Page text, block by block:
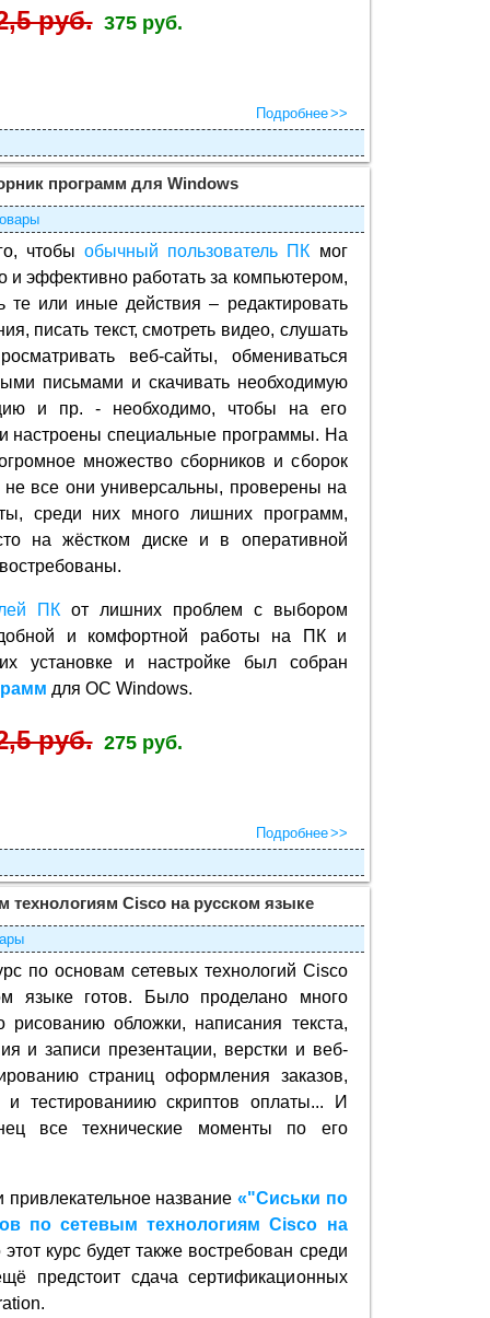
руб. 375 руб.
Подробнее
программ для Windows
чтобы обычный пользователь ПК мог
и эффективно работать за компьютером,
те или иные действия – редактировать
писать текст, смотреть видео, слушать
веб-сайты, обмениваться
письмами и скачивать необходимую
и пр. - необходимо, чтобы на его
настроены специальные программы. На
множество сборников и сборок
все они универсальны, проверены на
среди них много лишних программ,
на жёстком диске и в оперативной
ПКот лишних проблем с выбором
и комфортной работы на ПК и
установке и настройке был собран
для ОС Windows.
руб. 275 руб.
Подробнее
технологиям Cisco на русском языке
по основам сетевых технологий Cisco
языке готов. Было проделано много
рисованию обложки, написания текста,
и записи презентации, верстки и веб-
страниц оформления заказов,
и тестированиию скриптов оплаты... И
все технические моменты по его
название «"Сиськи по
по сетевым технологиям Cisco на
курс будет также востребован среди
предстоит сдача сертификационных